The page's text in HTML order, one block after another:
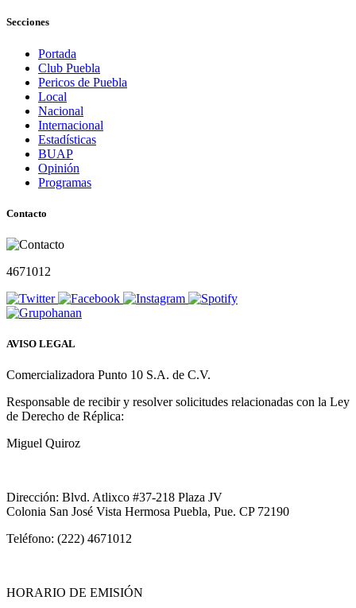
Secciones
Portada
Club Puebla
Pericos de Puebla
Local
Nacional
Internacional
Estadísticas
BUAP
Opinión
Programas
Contacto
4671012
AVISO LEGAL
Comercializadora Punto 10 S.A. de C.V.
Responsable de recibir y resolver solicitudes relacionadas con la Ley
de Derecho de Réplica:
Miguel Quiroz
Dirección: Blvd. Atlixco #37-218 Plaza JV
Colonia San José Vista Hermosa Puebla, Pue. CP 72190
Teléfono: (222) 4671012
HORARIO DE EMISIÓN